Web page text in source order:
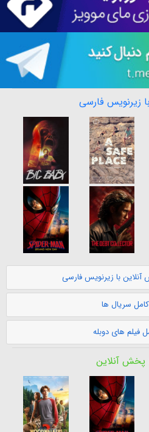
با زیرنویس فارسی
با زیرنویس فارسی
سریال ها
فیلم های دوبله
پخش آنلاین